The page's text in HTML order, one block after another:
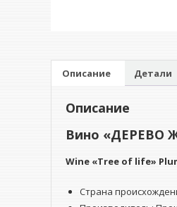
Описание Детали
Описание
Вино «ДЕРЕВО
Wine «Tree of life»
Страна